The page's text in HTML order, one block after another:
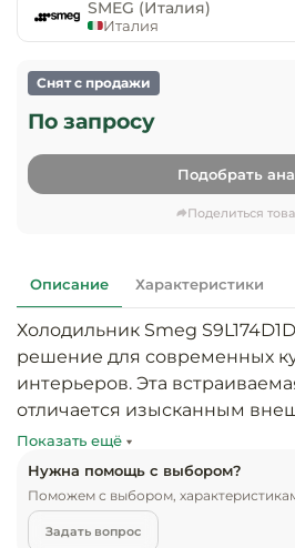
SMEG (Италия)
Италия
По запросу
Снят с продажи
Подобрать
Поделиться
Описание Характеристики
Холодильник Smeg
решение для современных
интерьеров. Эта
отличается изысканным
превосходными
качествами,
хранению пищи и лёгкости
Оптимизированное
помогает снизить затраты и
Показать ещё
Нужна помощь с выбором?
Поможем с выбором,
Задать вопрос